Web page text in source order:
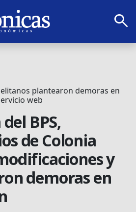
search
plantearon demoras en
web
BPS,
de Colonia
y
demoras en